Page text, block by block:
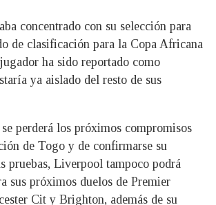
concentrado con su selección para
de clasificación para la Copa Africana
ha sido reportado como
ya aislado del resto de sus
perderá los próximos compromisos
de Togo y de confirmarse su
pruebas, Liverpool tampoco podrá
sus próximos duelos de Premier
Cit y Brighton, además de su